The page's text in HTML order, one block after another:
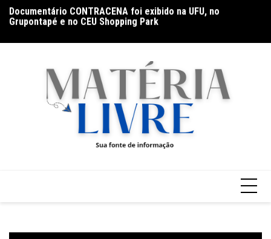
para
conteúdo
Documentário CONTRACENA foi exibido na UFU, no
Grupontapé e no CEU Shopping Park